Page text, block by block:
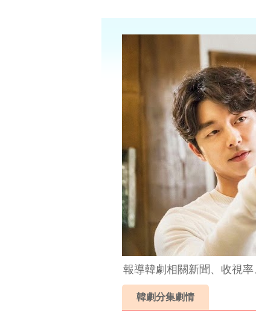
報導韓劇相關新聞、收視
韓劇分集劇情